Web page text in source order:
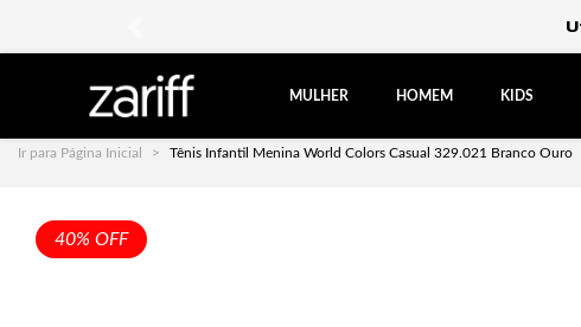
MULHER HOMEM KIDS
Ir para Página Inicial Tênis Infantil Menina World Colors Casual 329.021 Branco Ouro
40% OFF